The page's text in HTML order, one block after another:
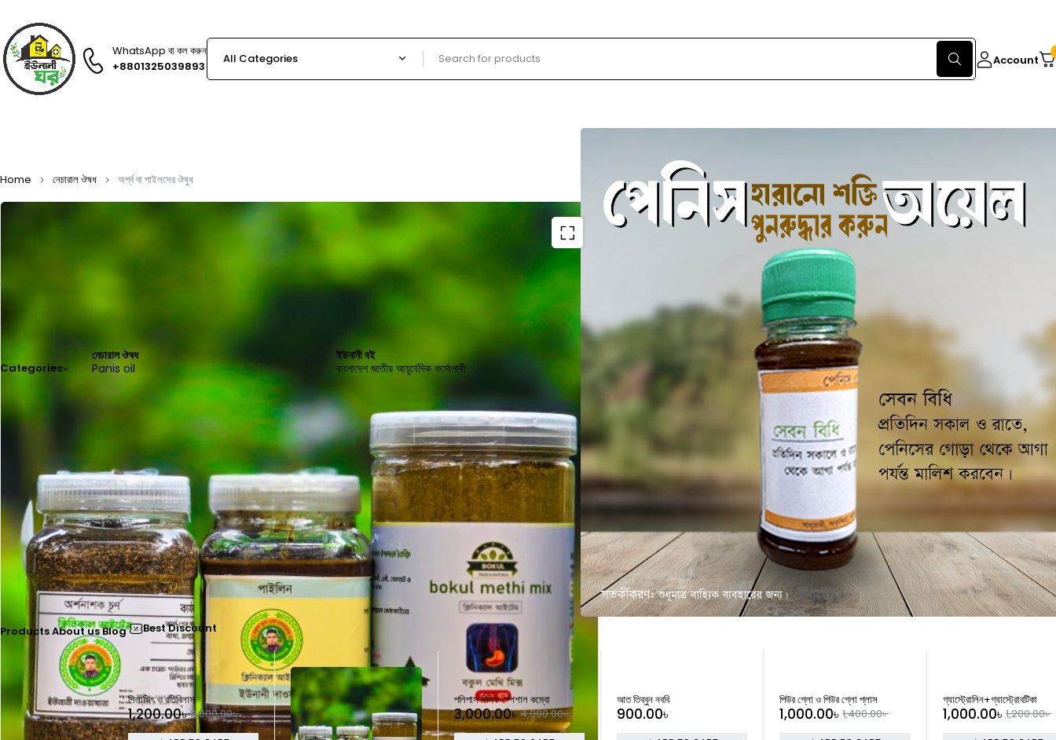
WhatsApp বা কল করুন
+8801325039893
Account
Categories
নেচারাল ঔষধ
Panis oil
ইউনানী বই
বাংলাদেশ জাতীয় আয়ুর্বেদিক ফর্মোলারী
ProductsAbout usBlog Best Discount
-40%
শিলাজিৎ ও রতিবিলাস
2,000.00৳
1,200.00৳
-25%
পলিপাস রিলিফ স্পেশাল কম্বো
4,000.00৳
3,000.00৳
আত তিব্বুন নববি
900.00৳
-29%
পিউর গ্লো ও পিউর গ্লো প্লাস
1,400.00৳
1,000.00৳
-17%
গ্যাস্ট্রোলিন+গ্যাস্ট্রোবটিকা
1,200.00৳
1,000.00৳
Home নেচারাল ঔষধ অর্শ্ব বা পাইলসের ঔষুধ
অর্শ্ব বা পাইলসের ঔষুধ (0 Reviews) Write a review
In stock